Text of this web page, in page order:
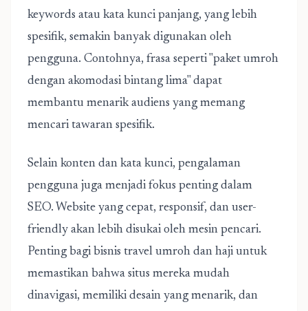
keywords atau kata kunci panjang, yang lebih
spesifik, semakin banyak digunakan oleh
pengguna. Contohnya, frasa seperti "paket umroh
dengan akomodasi bintang lima" dapat
membantu menarik audiens yang memang
mencari tawaran spesifik.
Selain konten dan kata kunci, pengalaman
pengguna juga menjadi fokus penting dalam
SEO. Website yang cepat, responsif, dan user-
friendly akan lebih disukai oleh mesin pencari.
Penting bagi bisnis travel umroh dan haji untuk
memastikan bahwa situs mereka mudah
dinavigasi, memiliki desain yang menarik, dan